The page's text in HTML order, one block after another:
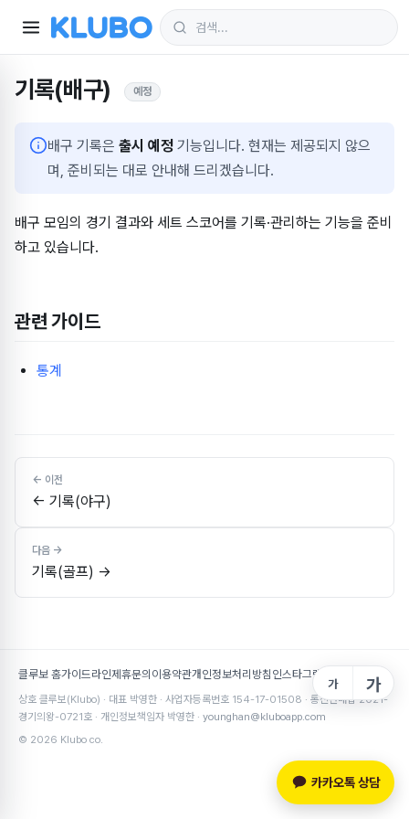
기록(배구) 예정
배구 기록은 출시 예정 기능입니다. 현재는 제공되지 않으
며, 준비되는 대로 안내해 드리겠습니다.
배구 모임의 경기 결과와 세트 스코어를 기록·관리하는 기능을 준비
하고 있습니다.
관련 가이드
통계
← 기록(야구)
기록(골프) →
클루보 홈가이드라인제휴문의 이용약관개인정보처리방침 인스타그램
상호 클루보(Klubo) · 대표 박영한 · 사업자등록번호 154-17-01508 · 통신판매업 2021-
경기의왕-0721호 · 개인정보책임자 박영한 · younghan@kluboapp.com
© 2026 Klubo co.
카카오톡 상담
가 가